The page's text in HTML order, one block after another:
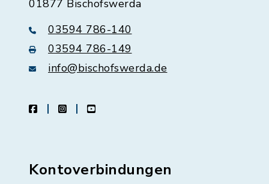
01877 Bischofswerda
03594 786-140
03594 786-149
info@bischofswerda.de
facebookinstagramyoutube
Kontoverbindungen